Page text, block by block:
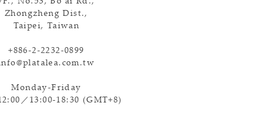
Zhongzheng Dist.,
Taipei, Taiwan
+886-2-2232-0899
Monday-Friday
／13:00-18:30 (GMT+8)